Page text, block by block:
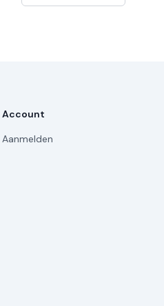
Account
Aanmelden